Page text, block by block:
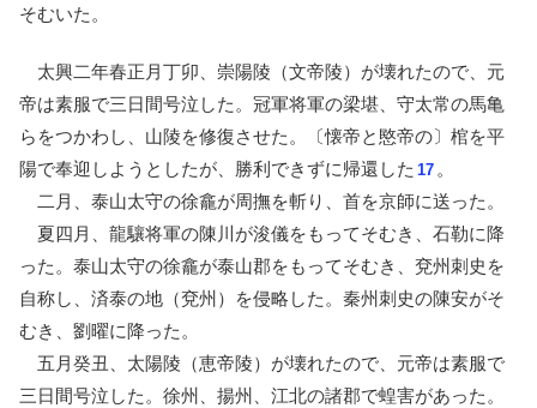
そむいた。
太興二年春正月丁卯、崇陽陵（文帝陵）が壊れたので、元
帝は素服で三日間号泣した。冠軍将軍の梁堪、守太常の馬亀
らをつかわし、山陵を修復させた。〔懐帝と愍帝の〕棺を平
陽で奉迎しようとしたが、勝利できずに帰還した 17 。
二月、泰山太守の徐龕が周撫を斬り、首を京師に送った。
夏四月、龍驤将軍の陳川が浚儀をもってそむき、石勒に降
った。泰山太守の徐龕が泰山郡をもってそむき、兗州刺史を
自称し、済泰の地（兗州）を侵略した。秦州刺史の陳安がそ
むき、劉曜に降った。
五月癸丑、太陽陵（恵帝陵）が壊れたので、元帝は素服で
三日間号泣した。徐州、揚州、江北の諸郡で蝗害があった。